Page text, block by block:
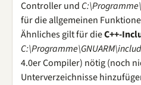
Controller und
für die allgemeinen
Ähnliches gilt für dieC++-
4.0er Compiler) nötig (noch
Unterverzeichnisse